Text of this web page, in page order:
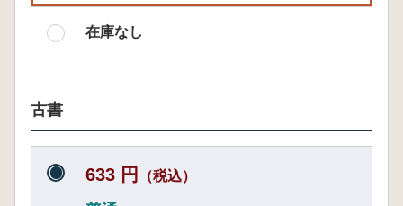
在庫なし
古書
633 円 （税込）